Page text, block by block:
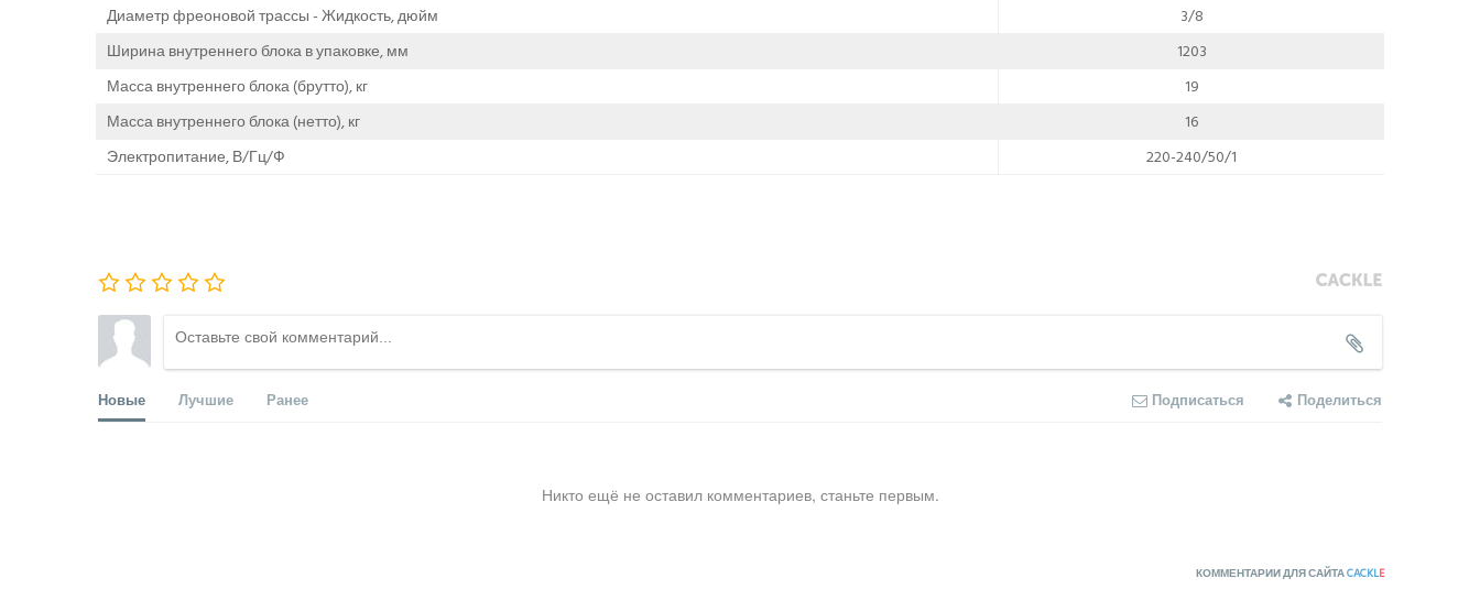
Диаметр фреоновой трассы - Жидкость, дюйм
3/8
Ширина внутреннего блока в упаковке, мм
1203
Масса внутреннего блока (брутто), кг
19
Масса внутреннего блока (нетто), кг
16
Электропитание, В/Гц/Ф
220-240/50/1
Новые Лучшие Ранее Подписаться Поделиться
Никто ещё не оставил комментариев, станьте первым.
КОММЕНТАРИИ ДЛЯ САЙТАCACKLE